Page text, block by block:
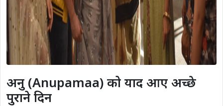
अनु (Anupamaa) को याद आए अच्छे
पुराने दिन